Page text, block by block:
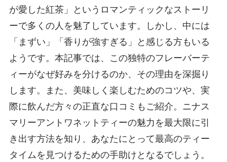
が愛した紅茶」というロマンティックなストーリ
ーで多くの人を魅了しています。しかし、中には
「まずい」「香りが強すぎる」と感じる方もいる
ようです。本記事では、この独特のフレーバーテ
ィーがなぜ好みを分けるのか、その理由を深掘り
します。また、美味しく楽しむためのコツや、実
際に飲んだ方々の正直な口コミもご紹介。ニナス
マリーアントワネットティーの魅力を最大限に引
き出す方法を知り、あなたにとって最高のティー
タイムを見つけるための手助けとなるでしょう。